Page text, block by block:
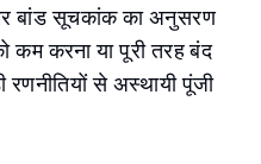
बांड सूचकांक का अनुसरण
कम करना या पूरी तरह बंद
से अस्थायी पूंजी